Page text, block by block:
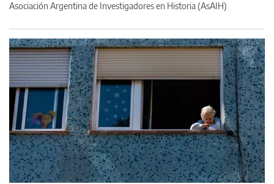
Asociación Argentina de Investigadores en Historia (AsAIH)